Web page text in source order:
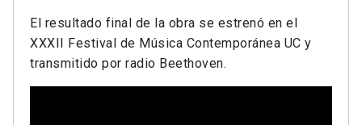
El resultado final de la obra se estrenó en el
XXXII Festival de Música Contemporánea UC y
transmitido por radio Beethoven.